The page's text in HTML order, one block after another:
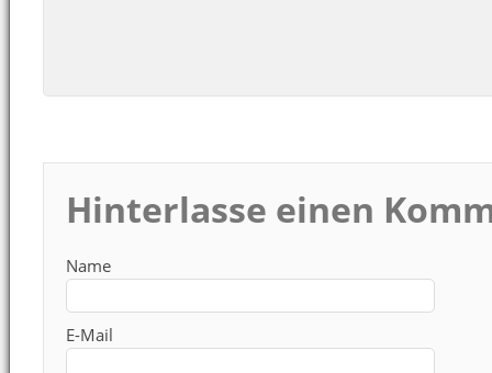
Hinterlasse einen
Name
E-Mail